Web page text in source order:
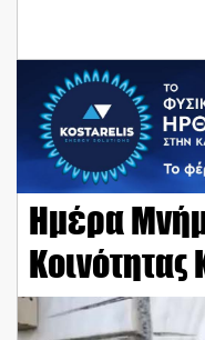
Ημέρα
Κοινότητας